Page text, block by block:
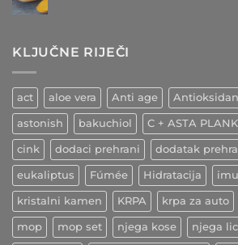
žila
–
indijski
učinaka
KLJUČNE RIJEČI
act aloe vera Anti age
astonish bakuchiol C + ASTA
cink dodaci prehrani dodatak
eukaliptus Fúmée Hidratacija
kristalni kamen KRPA krpa za auto
mop mop set njega kose njega